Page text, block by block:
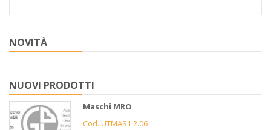
NOVITÀ
NUOVI PRODOTTI
Maschi MRO
Cod. UTMAS1.2.06